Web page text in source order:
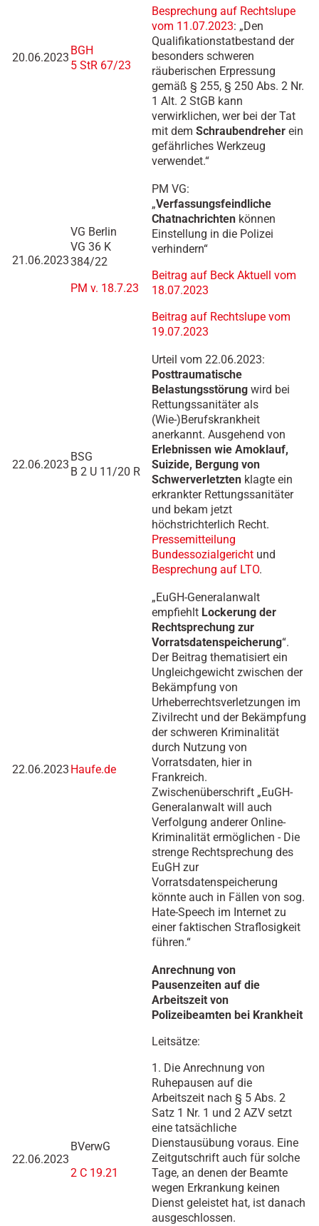
20.06.2023
BGH
5 StR 67/23
Besprechung auf Rechtslupe
vom 11.07.2023: „Den
Qualifikationstatbestand der
besonders schweren
räuberischen Erpressung
gemäß § 255, § 250 Abs. 2 Nr.
1 Alt. 2 StGB kann
verwirklichen, wer bei der Tat
mit dem Schraubendreher ein
gefährliches Werkzeug
verwendet.“
21.06.2023
VG Berlin
VG 36 K
384/22
PM v. 18.7.23
PM VG:
„Verfassungsfeindliche
Chatnachrichten können
Einstellung in die Polizei
verhindern“
Beitrag auf Beck Aktuell vom
18.07.2023
Beitrag auf Rechtslupe vom
19.07.2023
22.06.2023
BSG
B 2 U 11/20 R
Urteil vom 22.06.2023:
Posttraumatische
Belastungsstörung wird bei
Rettungssanitäter als
(Wie-)Berufskrankheit
anerkannt. Ausgehend von
Erlebnissen wie Amoklauf,
Suizide, Bergung von
Schwerverletzten klagte ein
erkrankter Rettungssanitäter
und bekam jetzt
höchstrichterlich Recht.
Pressemitteilung
Bundessozialgericht und
Besprechung auf LTO.
22.06.2023 Haufe.de
„EuGH-Generalanwalt
empfiehlt Lockerung der
Rechtsprechung zur
Vorratsdatenspeicherung“.
Der Beitrag thematisiert ein
Ungleichgewicht zwischen der
Bekämpfung von
Urheberrechtsverletzungen im
Zivilrecht und der Bekämpfung
der schweren Kriminalität
durch Nutzung von
Vorratsdaten, hier in
Frankreich.
Zwischenüberschrift „EuGH-
Generalanwalt will auch
Verfolgung anderer Online-
Kriminalität ermöglichen - Die
strenge Rechtsprechung des
EuGH zur
Vorratsdatenspeicherung
könnte auch in Fällen von sog.
Hate-Speech im Internet zu
einer faktischen Straflosigkeit
führen.“
22.06.2023
BVerwG
2 C 19.21
Anrechnung von
Pausenzeiten auf die
Arbeitszeit von
Polizeibeamten bei Krankheit
Leitsätze:
1. Die Anrechnung von
Ruhepausen auf die
Arbeitszeit nach § 5 Abs. 2
Satz 1 Nr. 1 und 2 AZV setzt
eine tatsächliche
Dienstausübung voraus. Eine
Zeitgutschrift auch für solche
Tage, an denen der Beamte
wegen Erkrankung keinen
Dienst geleistet hat, ist danach
ausgeschlossen.